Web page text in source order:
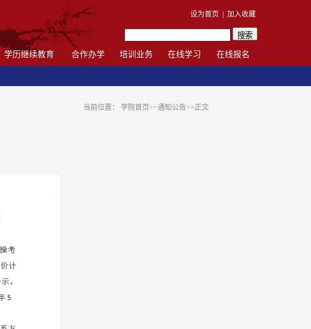
设为首页 加入收藏
学历继续教育 合作办学 培训业务 在线学习 在线报名
当前位置： 学院首页>>通知公告>>正文